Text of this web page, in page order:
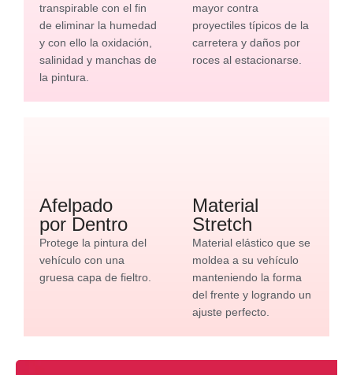
transpirable con el fin
de eliminar la humedad
y con ello la oxidación,
salinidad y manchas de
la pintura.
mayor contra
proyectiles típicos de la
carretera y daños por
roces al estacionarse.
Afelpado
por Dentro
Protege la pintura del
vehículo con una
gruesa capa de fieltro.
Material
Stretch
Material elástico que se
moldea a su vehículo
manteniendo la forma
del frente y logrando un
ajuste perfecto.